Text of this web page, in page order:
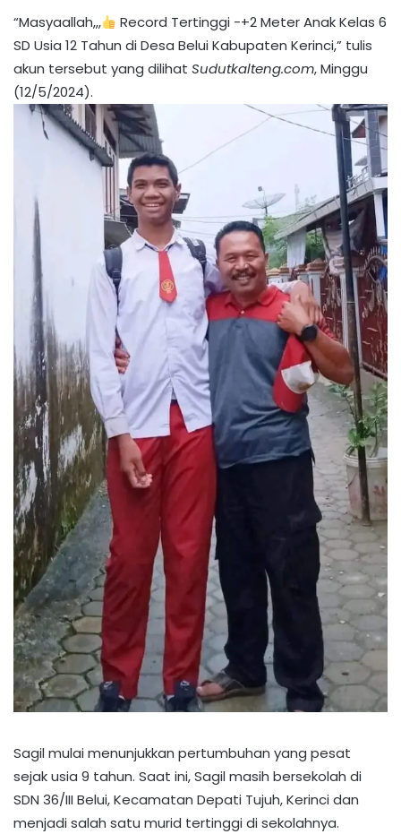
“Masyaallah,,,
Record Tertinggi -+2 Meter Anak Kelas 6
SD Usia 12 Tahun di Desa Belui Kabupaten Kerinci,” tulis
akun tersebut yang dilihat Sudutkalteng.com, Minggu
(12/5/2024).
Sagil mulai menunjukkan pertumbuhan yang pesat
sejak usia 9 tahun. Saat ini, Sagil masih bersekolah di
SDN 36/III Belui, Kecamatan Depati Tujuh, Kerinci dan
menjadi salah satu murid tertinggi di sekolahnya.